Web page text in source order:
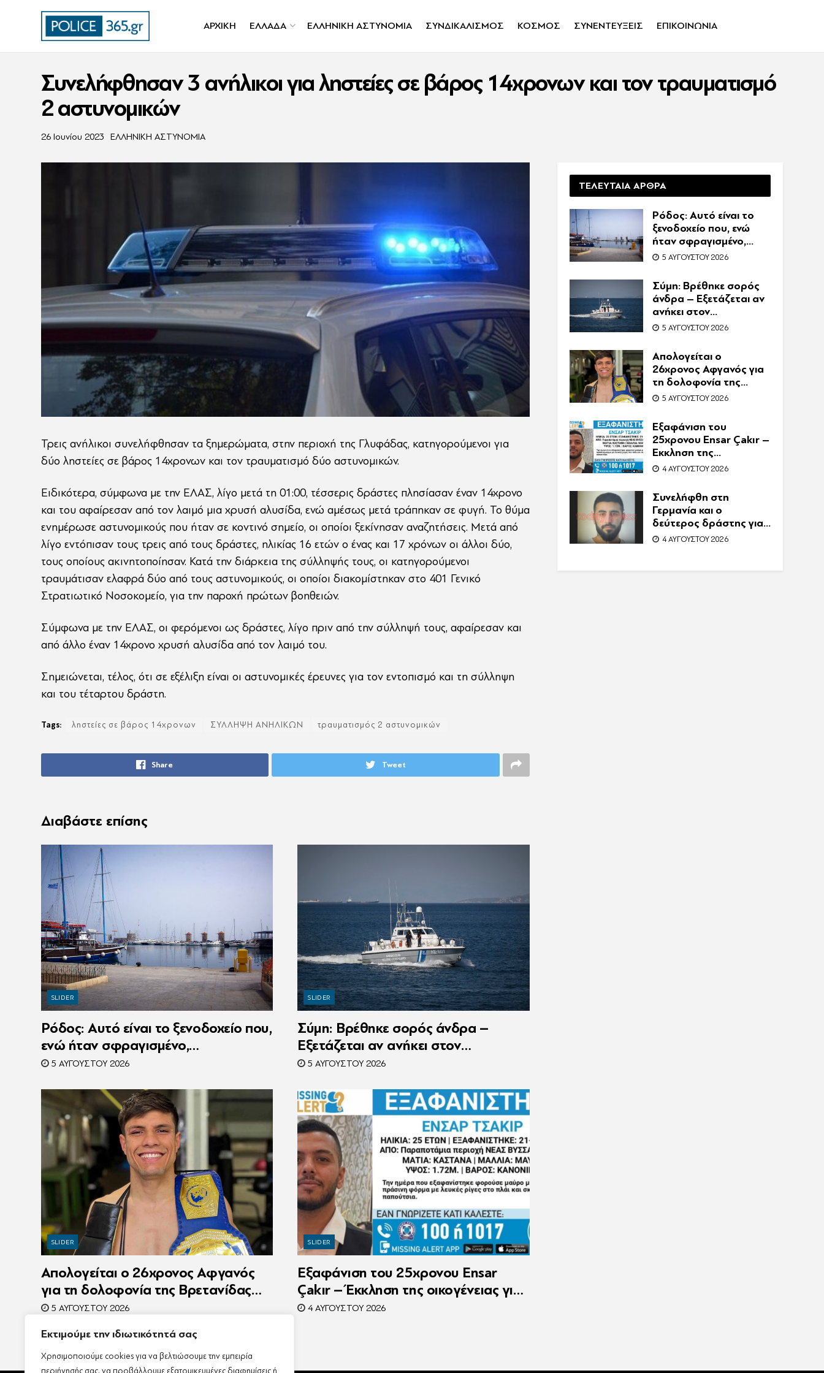
Εκτιμούμε την ιδιωτικότητά σας
Χρησιμοποιούμε cookies για να βελτιώσουμε την εμπειρία
περιήγησής σας, να προβάλλουμε εξατομικευμένες διαφημίσεις ή
ΑΡΧΙΚΗ ΕΛΛΑΔΑ ΕΛΛΗΝΙΚΗ ΑΣΤΥΝΟΜΙΑ ΣΥΝΔΙΚΑΛΙΣΜΟΣ ΚΟΣΜΟΣ ΣΥΝΕΝΤΕΥΞΕΙΣ ΕΠΙΚΟΙΝΩΝΙΑ
Συνελήφθησαν 3 ανήλικοι για ληστείες σε βάρος 14χρονων και τον τραυματισμό
2 αστυνομικών
26 Ιουνίου 2023 ΕΛΛΗΝΙΚΗ ΑΣΤΥΝΟΜΙΑ
Τρεις ανήλικοι συνελήφθησαν τα ξημερώματα, στην περιοχή της Γλυφάδας, κατηγορούμενοι για
δύο ληστείες σε βάρος 14χρονων και τον τραυματισμό δύο αστυνομικών.
Ειδικότερα, σύμφωνα με την ΕΛΑΣ, λίγο μετά τη 01:00, τέσσερις δράστες πλησίασαν έναν 14χρονο
και του αφαίρεσαν από τον λαιμό μια χρυσή αλυσίδα, ενώ αμέσως μετά τράπηκαν σε φυγή. Το θύμα
ενημέρωσε αστυνομικούς που ήταν σε κοντινό σημείο, οι οποίοι ξεκίνησαν αναζητήσεις. Μετά από
λίγο εντόπισαν τους τρεις από τους δράστες, ηλικίας 16 ετών ο ένας και 17 χρόνων οι άλλοι δύο,
τους οποίους ακινητοποίησαν. Κατά την διάρκεια της σύλληψής τους, οι κατηγορούμενοι
τραυμάτισαν ελαφρά δύο από τους αστυνομικούς, οι οποίοι διακομίστηκαν στο 401 Γενικό
Στρατιωτικό Νοσοκομείο, για την παροχή πρώτων βοηθειών.
Σύμφωνα με την ΕΛΑΣ, οι φερόμενοι ως δράστες, λίγο πριν από την σύλληψή τους, αφαίρεσαν και
από άλλο έναν 14χρονο χρυσή αλυσίδα από τον λαιμό του.
Σημειώνεται, τέλος, ότι σε εξέλιξη είναι οι αστυνομικές έρευνες για τον εντοπισμό και τη σύλληψη
και του τέταρτου δράστη.
Tags: ληστείες σε βάρος 14χρονων ΣΥΛΛΗΨΗ ΑΝΗΛΙΚΩΝ τραυματισμός 2 αστυνομικών
Share Tweet
Διαβάστε επίσης
SLIDER
Ρόδος: Αυτό είναι το ξενοδοχείο που,
ενώ ήταν σφραγισμένο,
λειτουργούσε κανονικά με 216
συνιδιοκτήτρια
5 ΑΥΓΟΎΣΤΟΥ 2026
SLIDER
Σύμη: Βρέθηκε σορός άνδρα –
Εξετάζεται αν ανήκει στον
αγνοούμενο Γερμανό τουρίστα
5 ΑΥΓΟΎΣΤΟΥ 2026
SLIDER
Απολογείται ο 26χρονος Αφγανός
για τη δολοφονία της Βρετανίδας
στην Κυψέλη – Η ιστορία του είχε
5 ΑΥΓΟΎΣΤΟΥ 2026
SLIDER
Εξαφάνιση του 25χρονου Ensar
Çakır – Έκκληση της οικογένειας για
βοήθεια στον εντοπισμό του
4 ΑΥΓΟΎΣΤΟΥ 2026
ΤΕΛΕΥΤΑΙΑ ΑΡΘΡΑ
Ρόδος: Αυτό είναι το
ξενοδοχείο που, ενώ
ήταν σφραγισμένο,
λειτουργούσε κανονικά
Συνελήφθη η
συνιδιοκτήτρια
5 ΑΥΓΟΎΣΤΟΥ 2026
Σύμη: Βρέθηκε σορός
άνδρα – Εξετάζεται αν
ανήκει στον
αγνοούμενο Γερμανό
5 ΑΥΓΟΎΣΤΟΥ 2026
Απολογείται ο
26χρονος Αφγανός για
τη δολοφονία της
Βρετανίδας στην
είχε γίνει ντοκιμαντέρ
5 ΑΥΓΟΎΣΤΟΥ 2026
Εξαφάνιση του
25χρονου Ensar Çakır –
Έκκληση της
οικογένειας για βοήθεια
4 ΑΥΓΟΎΣΤΟΥ 2026
Συνελήφθη στη
Γερμανία και ο
δεύτερος δράστης για
τη δολοφονία
4 ΑΥΓΟΎΣΤΟΥ 2026